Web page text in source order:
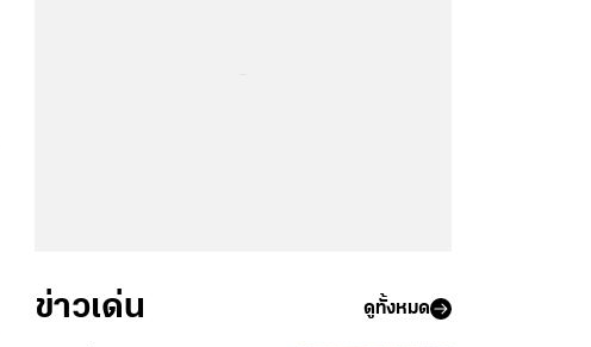
ข่าวเด่น ดูทั้งหมด